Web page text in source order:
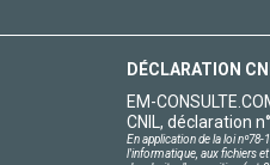
DÉCLARATION
EM-
CNIL, déclaration
En application de la loi nº78-
l'informatique, aux fichiers